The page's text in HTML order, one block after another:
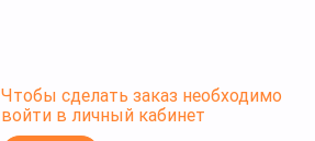
Чтобы сделать заказ необходимо
войти в личный кабинет